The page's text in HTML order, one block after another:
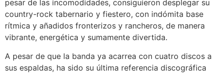
pesar de las incomodidades, consiguieron desplegar su
country-rock tabernario y fiestero, con indómita base
rítmica y añadidos fronterizos y rancheros, de manera
vibrante, energética y sumamente divertida.
A pesar de que la banda ya acarrea con cuatro discos a
sus espaldas, ha sido su última referencia discográfica